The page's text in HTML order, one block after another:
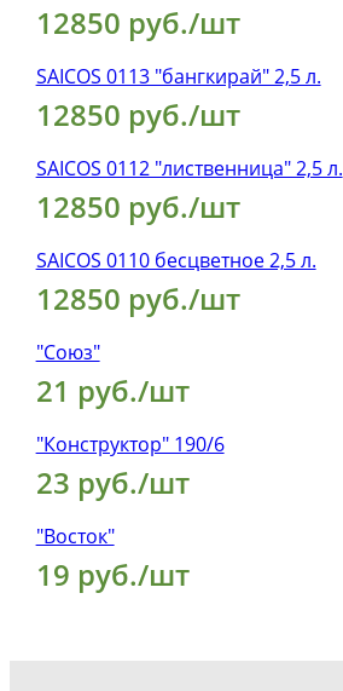
12850 руб./шт
SAICOS 0113 "бангкирай" 2,5 л.
12850 руб./шт
SAICOS 0112 "лиственница" 2,5 л.
12850 руб./шт
SAICOS 0110 бесцветное 2,5 л.
12850 руб./шт
"Союз"
21 руб./шт
"Конструктор" 190/6
23 руб./шт
"Восток"
19 руб./шт